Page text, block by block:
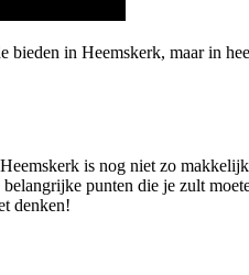
in Heemskerk, maar in
is nog niet zo
punten die je zult
denken!